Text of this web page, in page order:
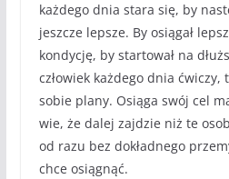
każdego dnia stara się, by
jeszcze lepsze. By osiągał
kondycję, by startował na
człowiek każdego dnia
sobie plany. Osiąga swój cel
wie, że dalej zajdzie niż te
od razu bez dokładnego
chce osiągnąć.